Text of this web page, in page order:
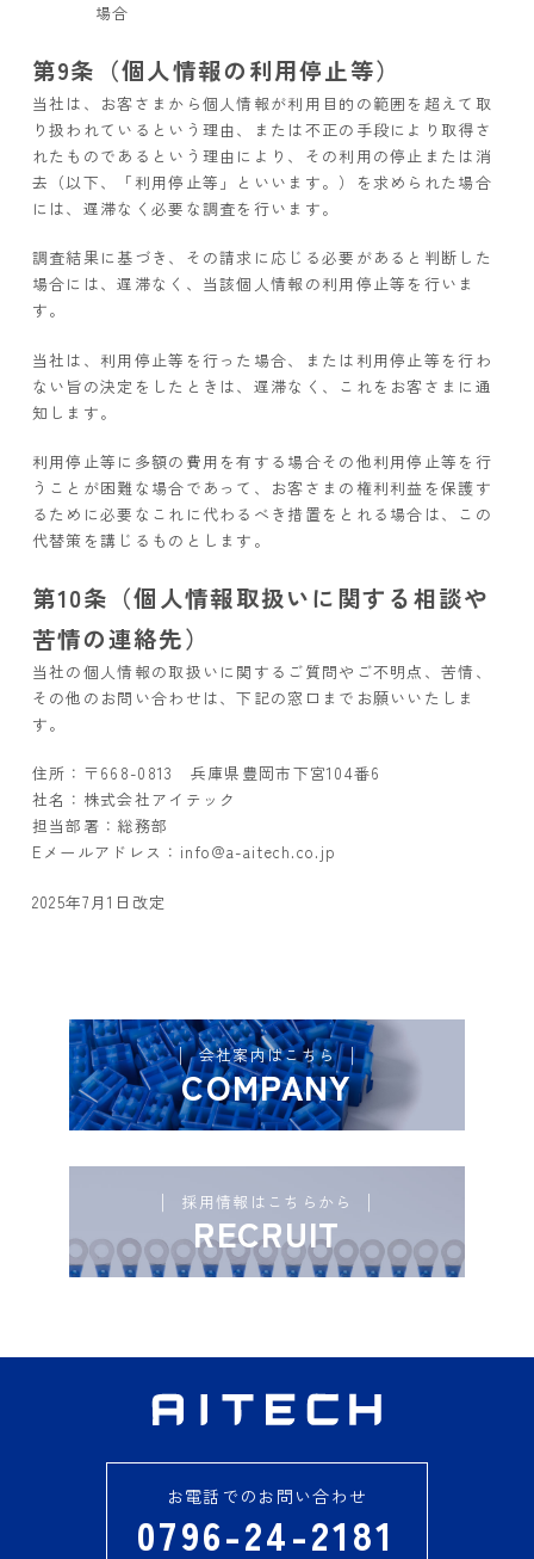
場合
第9条（個人情報の利用停止等）
当社は、お客さまから個人情報が利用目的の範囲を超えて取
り扱われているという理由、または不正の手段により取得さ
れたものであるという理由により、その利用の停止または消
去（以下、「利用停止等」といいます。）を求められた場合
には、遅滞なく必要な調査を行います。
調査結果に基づき、その請求に応じる必要があると判断した
場合には、遅滞なく、当該個人情報の利用停止等を行いま
す。
当社は、利用停止等を行った場合、または利用停止等を行わ
ない旨の決定をしたときは、遅滞なく、これをお客さまに通
知します。
利用停止等に多額の費用を有する場合その他利用停止等を行
うことが困難な場合であって、お客さまの権利利益を保護す
るために必要なこれに代わるべき措置をとれる場合は、この
代替策を講じるものとします。
第10条（個人情報取扱いに関する相談や
苦情の連絡先）
当社の個人情報の取扱いに関するご質問やご不明点、苦情、
その他のお問い合わせは、下記の窓口までお願いいたしま
す。
住所：〒668-0813 兵庫県豊岡市下宮104番6
社名：株式会社アイテック
担当部署：総務部
Eメールアドレス：info@a-aitech.co.jp
2025年7月1日改定
会社案内はこちら
COMPANY
採用情報はこちらから
RECRUIT
お電話でのお問い合わせ
0796-24-2181